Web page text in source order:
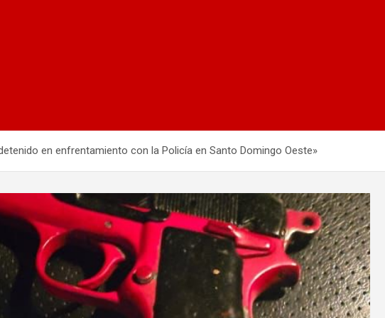
en enfrentamiento con la Policía en Santo Domingo Oeste»